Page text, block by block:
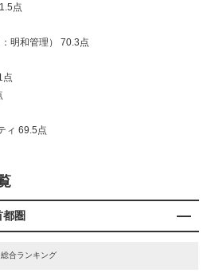
点
明和管理） 70.3点
点
ィ 69.5点
圏
総合ランキング